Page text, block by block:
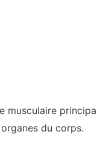
musculaire
du corps.